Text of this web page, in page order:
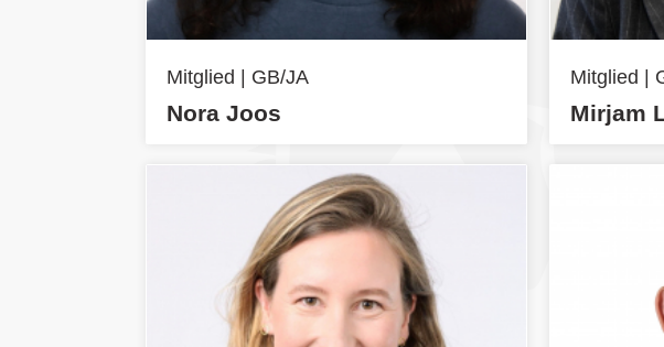
Mitglied | GB/JA
Nora Joos
Mitglied |
Mirjam